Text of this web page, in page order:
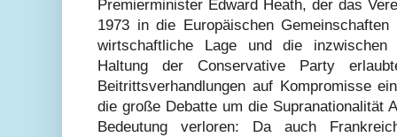
Premierminister Edward Heath, der das
1973 in die Europäischen
wirtschaftliche Lage und die inzwischen
Haltung der Conservative Party
Beitrittsverhandlungen auf Kompromisse
die große Debatte um die Supranationalität
Bedeutung verloren: Da auch